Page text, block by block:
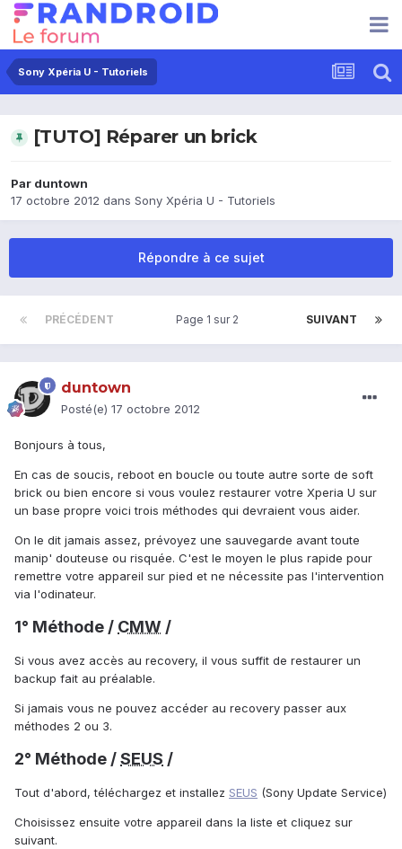
Sony Xpéria U - Tutoriels
[TUTO] Réparer un brick
Par duntown
17 octobre 2012 dans Sony Xpéria U - Tutoriels
Répondre à ce sujet
PRÉCÉDENT SUIVANT
Page 1 sur 2
duntown
Posté(e) 17 octobre 2012
Bonjours à tous,
En cas de soucis, reboot en boucle ou toute autre sorte de soft
brick ou bien encore si vous voulez restaurer votre Xperia U sur
un base propre voici trois méthodes qui devraient vous aider.
On le dit jamais assez, prévoyez une sauvegarde avant toute
manip' douteuse ou risquée. C'est le moyen le plus rapide pour
remettre votre appareil sur pied et ne nécessite pas l'intervention
via l'odinateur.
1° Méthode / CMW /
Si vous avez accès au recovery, il vous suffit de restaurer un
backup fait au préalable.
Si jamais vous ne pouvez accéder au recovery passer aux
méthodes 2 ou 3.
2° Méthode /SEUS /
Tout d'abord, téléchargez et installez SEUS (Sony Update Service)
Choisissez ensuite votre appareil dans la liste et cliquez sur
suivant.